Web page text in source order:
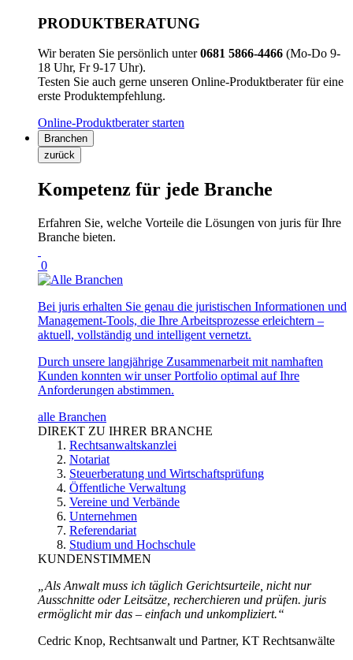
PRODUKTBERATUNG
Wir beraten Sie persönlich unter0681 5866-4466 (Mo-Do 9-
18 Uhr, Fr 9-17 Uhr).
Testen Sie auch gerne unseren Online-Produktberater für eine
erste Produktempfehlung.
Online-Produktberater starten
Branchen
zurück
Kompetenz für jede Branche
Erfahren Sie, welche Vorteile die Lösungen von juris für Ihre
Branche bieten.
0
Bei juris erhalten Sie genau die juristischen Informationen und
Management-Tools, die Ihre Arbeitsprozesse erleichtern –
aktuell, vollständig und intelligent vernetzt.
Durch unsere langjährige Zusammenarbeit mit namhaften
Kunden konnten wir unser Portfolio optimal auf Ihre
Anforderungen abstimmen.
alle Branchen
DIREKT ZU IHRER BRANCHE
Rechtsanwaltskanzlei
Notariat
Steuerberatung und Wirtschaftsprüfung
Öffentliche Verwaltung
Vereine und Verbände
Unternehmen
Referendariat
Studium und Hochschule
KUNDENSTIMMEN
„Als Anwalt muss ich täglich Gerichtsurteile, nicht nur
Ausschnitte oder Leitsätze, recherchieren und prüfen. juris
ermöglicht mir das – einfach und unkompliziert.“
Cedric Knop, Rechtsanwalt und Partner, KT Rechtsanwälte